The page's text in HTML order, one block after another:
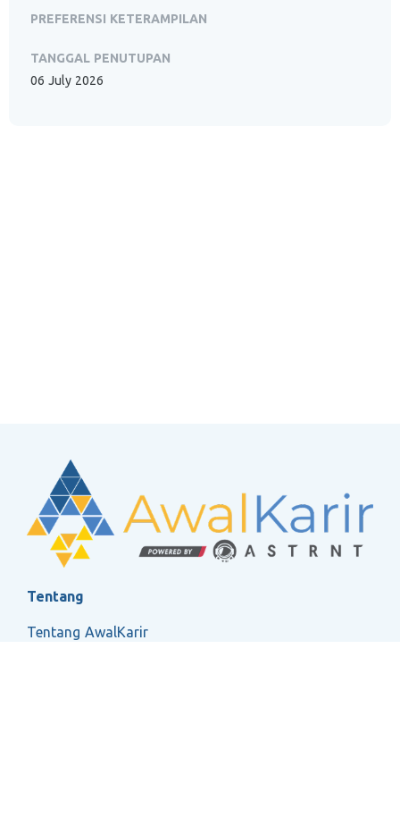
PREFERENSI KETERAMPILAN
TANGGAL PENUTUPAN
06 July 2026
Tentang
Tentang AwalKarir